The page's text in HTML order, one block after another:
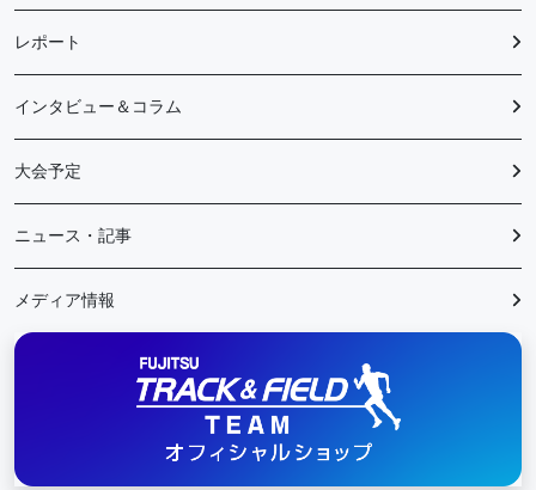
レポート
インタビュー＆コラム
大会予定
ニュース・記事
メディア情報